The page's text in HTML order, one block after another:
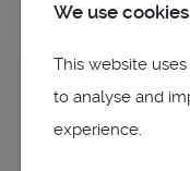
francoisX
on
We use cookies
This website
to analyse and
experience.